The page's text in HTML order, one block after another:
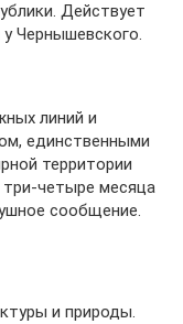
Действует
Чернышевского.
линий и
единственными
территории
четыре месяца
сообщение.
и природы.